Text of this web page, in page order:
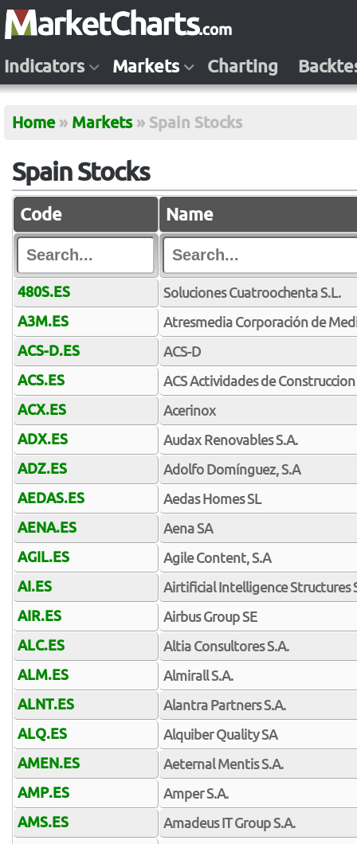
Indicators Markets Charting
Home » Markets » Spain Stocks
Spain Stocks
Code Name
480S.ES
Soluciones Cuatroochenta S.L.
A3M.ES
Atresmedia Corporación de
ACS-D.ES
ACS-D
ACS.ES
ACS Actividades de Construccion
ACX.ES
Acerinox
ADX.ES
Audax Renovables S.A.
ADZ.ES
Adolfo Domínguez, S.A
AEDAS.ES
Aedas Homes SL
AENA.ES
Aena SA
AGIL.ES
Agile Content, S.A
AI.ES
Airtificial Intelligence Structures
AIR.ES
Airbus Group SE
ALC.ES
Altia Consultores S.A.
ALM.ES
Almirall S.A.
ALNT.ES
Alantra Partners S.A.
ALQ.ES
Alquiber Quality SA
AMEN.ES
Aeternal Mentis S.A.
AMP.ES
Amper S.A.
AMS.ES
Amadeus IT Group S.A.